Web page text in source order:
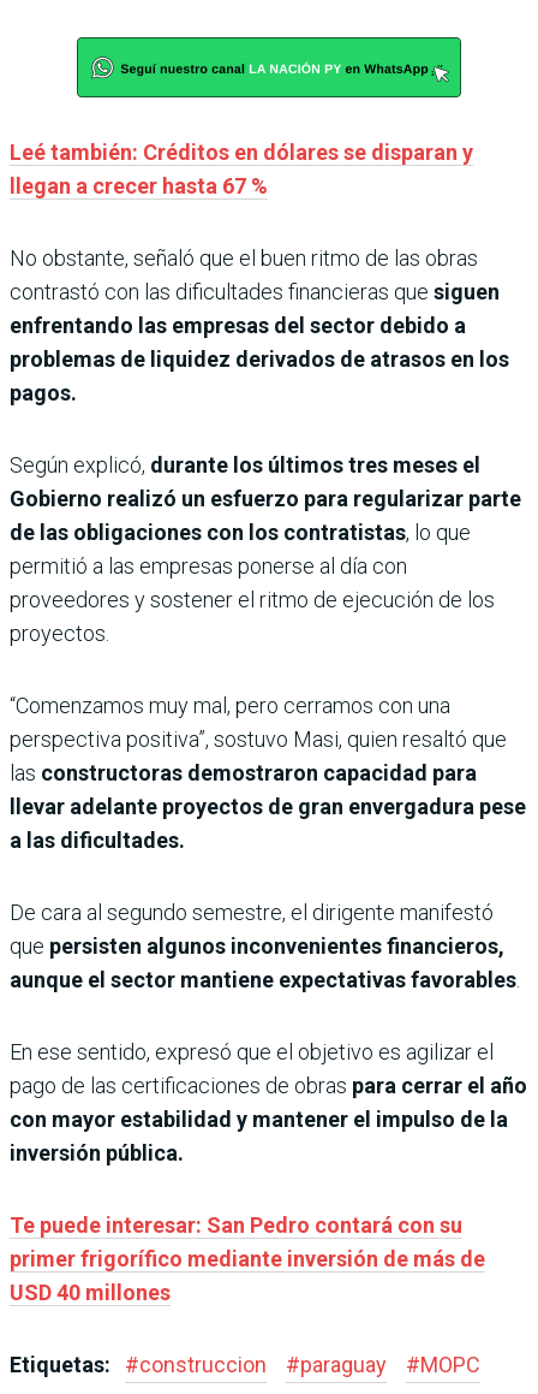
Leé también: Créditos en dólares se disparan y
llegan a crecer hasta 67 %
No obstante, señaló que el buen ritmo de las obras
contrastó con las dificultades financieras que siguen
enfrentando las empresas del sector debido a
problemas de liquidez derivados de atrasos en los
pagos.
Según explicó, durante los últimos tres meses el
Gobierno realizó un esfuerzo para regularizar parte
de las obligaciones con los contratistas, lo que
permitió a las empresas ponerse al día con
proveedores y sostener el ritmo de ejecución de los
proyectos.
“Comenzamos muy mal, pero cerramos con una
perspectiva positiva”, sostuvo Masi, quien resaltó que
las constructoras demostraron capacidad para
llevar adelante proyectos de gran envergadura pese
a las dificultades.
De cara al segundo semestre, el dirigente manifestó
que persisten algunos inconvenientes financieros,
aunque el sector mantiene expectativas favorables.
En ese sentido, expresó que el objetivo es agilizar el
pago de las certificaciones de obras para cerrar el año
con mayor estabilidad y mantener el impulso de la
inversión pública.
Te puede interesar: San Pedro contará con su
primer frigorífico mediante inversión de más de
USD 40 millones
Etiquetas: #construccion #paraguay #MOPC